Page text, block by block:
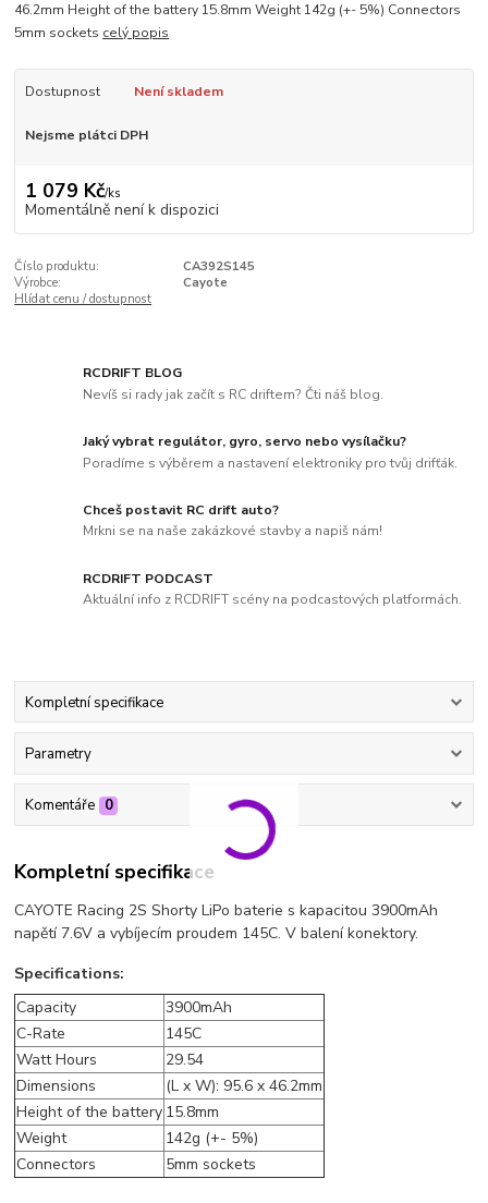
46.2mm Height of the battery 15.8mm Weight 142g (+- 5%) Connectors
5mm sockets celý popis
Dostupnost Není skladem
Nejsme plátci DPH
1 079 Kč/ks
Momentálně není k dispozici
Číslo produktu:
CA392S145
Výrobce:
Cayote
Hlídat cenu / dostupnost
RCDRIFT BLOG
Nevíš si rady jak začít s RC driftem? Čti náš blog.
Jaký vybrat regulátor, gyro, servo nebo vysílačku?
Poradíme s výběrem a nastavení elektroniky pro tvůj drifťák.
Chceš postavit RC drift auto?
Mrkni se na naše zakázkové stavby a napiš nám!
RCDRIFT PODCAST
Aktuální info z RCDRIFT scény na podcastových platformách.
Kompletní specifikace
Parametry
Komentáře 0
Kompletní specifikace
CAYOTE Racing 2S Shorty LiPo baterie s kapacitou 3900mAh
napětí 7.6V a vybíjecím proudem 145C. V balení konektory.
Specifications:
Capacity
3900mAh
C-Rate
145C
Watt Hours
29.54
Dimensions
(L x W): 95.6 x 46.2mm
Height of the battery 15.8mm
Weight
142g (+- 5%)
Connectors
5mm sockets